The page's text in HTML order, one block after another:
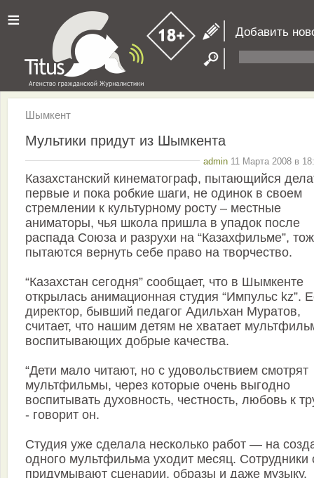
≡ Добавить
Шымкент
Мультики придут из Шымкента
admin 11 Марта 2008 в
Казахстанский кинематограф, пытающийся
первые и пока робкие шаги, не одинок в своем
стремлении к культурному росту – местные
аниматоры, чья школа пришла в упадок после
распада Союза и разрухи на “Казахфильме”,
пытаются вернуть себе право на творчество.
“Казахстан сегодня” сообщает, что в Шымкенте
открылась анимационная студия “Импульс kz”.
директор, бывший педагог Адильхан Муратов,
считает, что нашим детям не хватает
воспитывающих добрые качества.
“Дети мало читают, но с удовольствием смотрят
мультфильмы, через которые очень выгодно
воспитывать духовность, честность, любовь к
- говорит он.
Студия уже сделала несколько работ — на
одного мультфильма уходит месяц. Сотрудники
придумывают сценарии, образы и даже музыку.